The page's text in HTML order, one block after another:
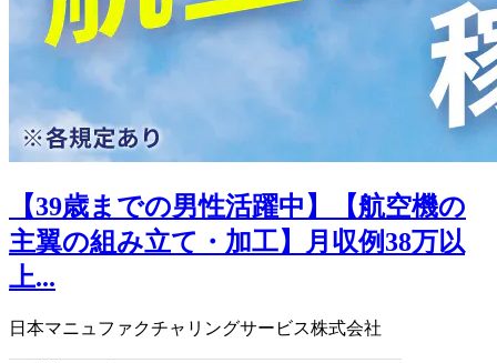
【39歳までの男性活躍中】【航空機の
主翼の組み立て・加工】月収例38万以
上...
日本マニュファクチャリングサービス株式会社